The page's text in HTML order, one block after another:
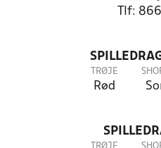
Tlf:
TRØJE
Rød